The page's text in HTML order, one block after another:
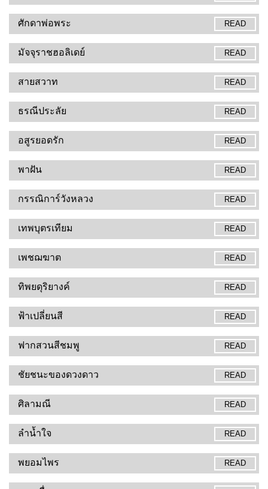
READ
ศักดาพ่อพระ
READ
มัจจุราชฮอลิเดย์
READ
สายสวาท
READ
ธรณีประลัย
READ
อสูรยอดรัก
READ
พาฝัน
READ
กรรณิการ์วังหลวง
READ
เทพบุตรเทียม
READ
เพชฌฆาต
READ
ทิพยดุริยางค์
READ
ฟ้าเปลี่ยนสี
READ
ฟากสวนสีชมพู
READ
ชัยชนะของดวงดาว
READ
ศิลามณี
READ
ลำน้ำใจ
READ
พยอมไพร